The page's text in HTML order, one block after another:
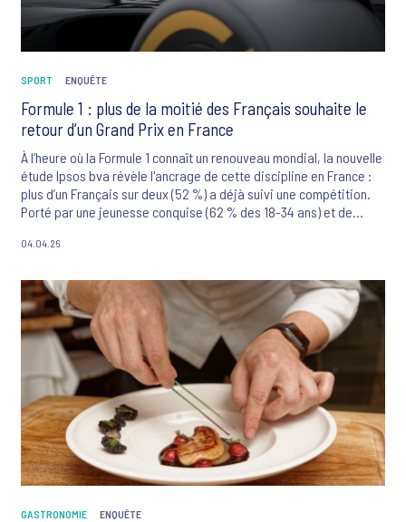
SPORT ENQUÊTE
Formule 1 : plus de la moitié des Français souhaite le
retour d’un Grand Prix en France
À l’heure où la Formule 1 connaît un renouveau mondial, la nouvelle
étude Ipsos bva révèle l'ancrage de cette discipline en France :
plus d’un Français sur deux (52 %) a déjà suivi une compétition.
Porté par une jeunesse conquise (62 % des 18-34 ans) et de
sociaux, le sport automobile est aujourd'hui perçu comme un
haute intensité (31 %). Au-delà de la domination de Ferrari et
Lewis Hamilton dans le cœur du public français, l'étude souligne
une importante attente : 54 % des Français, et jusqu’à 81 % des
fans, aspirent désormais au retour d’un Grand Prix sur le sol
national, l’absence d’épreuve en France étant vécue comme un
regret par près de sept passionnés sur 10.
04.04.26
GASTRONOMIE ENQUÊTE